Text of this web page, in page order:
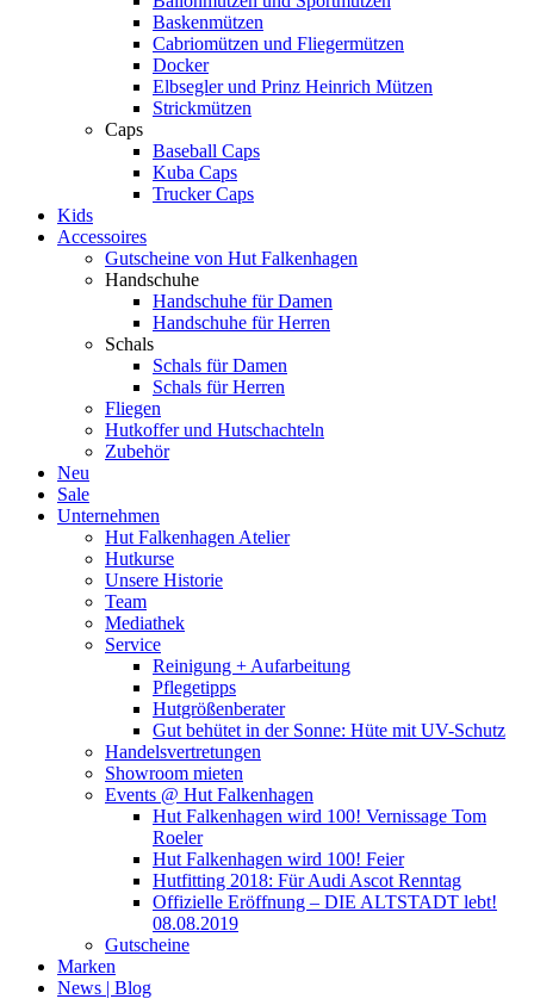
Baskenmützen
Cabriomützen und Fliegermützen
Docker
Elbsegler und Prinz Heinrich Mützen
Strickmützen
Caps
Baseball Caps
Kuba Caps
Trucker Caps
Kids
Accessoires
Gutscheine von Hut Falkenhagen
Handschuhe
Handschuhe für Damen
Handschuhe für Herren
Schals
Schals für Damen
Schals für Herren
Fliegen
Hutkoffer und Hutschachteln
Zubehör
Neu
Sale
Unternehmen
Hut Falkenhagen Atelier
Hutkurse
Unsere Historie
Team
Mediathek
Service
Reinigung + Aufarbeitung
Pflegetipps
Hutgrößenberater
Gut behütet in der Sonne: Hüte mit UV-Schutz
Handelsvertretungen
Showroom mieten
Events @ Hut Falkenhagen
Hut Falkenhagen wird 100! Vernissage Tom
Roeler
Hut Falkenhagen wird 100! Feier
Hutfitting 2018: Für Audi Ascot Renntag
Offizielle Eröffnung – DIE ALTSTADT lebt!
08.08.2019
Gutscheine
Marken
News | Blog